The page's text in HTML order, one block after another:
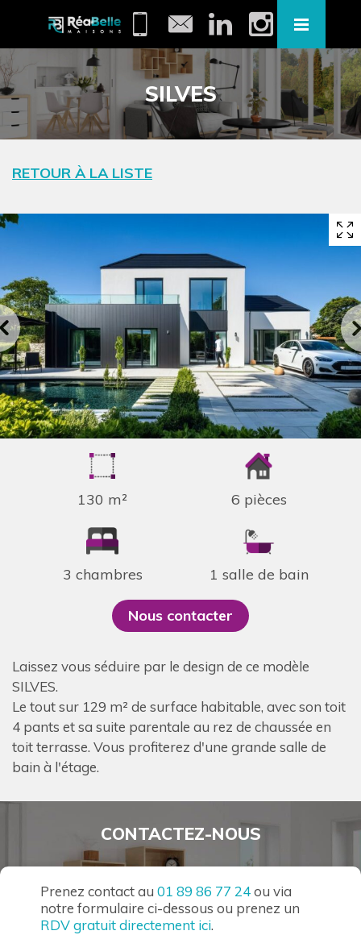
SILVES
RETOUR À LA LISTE
130 m² 6 pièces
3 chambres 1 salle de bain
Nous contacter
Laissez vous séduire par le design de ce modèle
SILVES.
Le tout sur 129 m² de surface habitable, avec son toit
4 pants et sa suite parentale au rez de chaussée en
toit terrasse. Vous profiterez d'une grande salle de
bain à l'étage.
CONTACTEZ-NOUS
Prenez contact au 01 89 86 77 24ou via
notre formulaire ci-dessous ou prenez un
RDV gratuit directement ici.